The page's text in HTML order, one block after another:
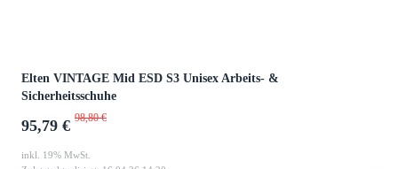
Elten VINTAGE Mid ESD S3 Unisex Arbeits- &
Sicherheitsschuhe
95,79 € 98,80 €
inkl. 19% MwSt.